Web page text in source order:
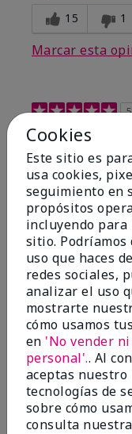
15 1
Marcar esta
5
Excellent
EnviadoHace 4
Coverly
deColumbia
Evaluado en
marykay.com/en-
Comentarios
Sunscreen
I have been
absolutely love
blends
10/10 I definitely
Mostrar Traducción
Cookies
Este sitio es
usa cookies,
seguimiento en
propósitos
incluyendo
sitio.
uso que haces
redes sociales,
analizar el uso
mostrarte
cómo usamos
en 'No vender
personal'.. Al
aceptas nuestro
tecnologías de
sobre cómo
consulta nuestra